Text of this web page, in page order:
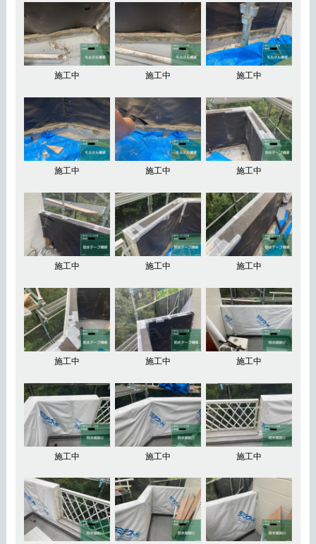
施工中 施工中 施工中
施工中 施工中 施工中
施工中 施工中 施工中
施工中 施工中 施工中
施工中 施工中 施工中